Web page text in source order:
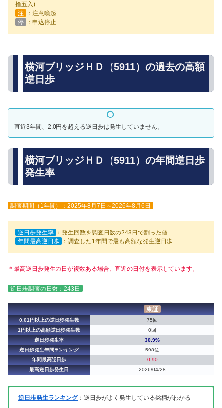
捨五入)
注
：注意喚起
停
：申込停止
横河ブリッジＨＤ（5911）の過去の高額
逆日歩
直近3年間、2.0円を超える逆日歩は発生していません。
横河ブリッジＨＤ（5911）の年間逆日歩
発生率
調査期間（1年間）：2025年8月7日～2026年8月6日
逆日歩発生率
：発生回数を調査日数の243日で割った値
年間最高逆日歩
：調査した1年間で最も高額な発生逆日歩
＊最高逆日歩発生の日が複数ある場合、直近の日付を表示しています。
逆日歩調査の日数：243日
東証
0.01円以上の逆日歩発生数
75回
1円以上の高額逆日歩発生数
0回
逆日歩発生率
30.9%
逆日歩発生年間ランキング
598位
年間最高逆日歩
0.90
最高逆日歩発生日
2026/04/28
逆日歩発生ランキング：逆日歩がよく発生している銘柄がわかる